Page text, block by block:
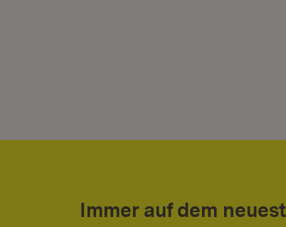
Immer auf dem